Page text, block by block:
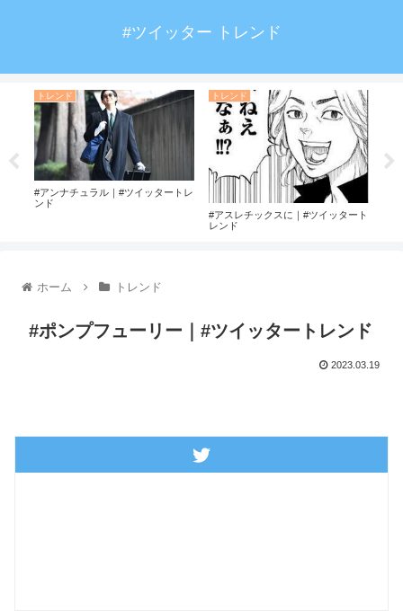
#ツイッター トレンド
トレンド
#アンナチュラル｜#ツイッタートレ
ンド
トレンド
#アスレチックスに｜#ツイッタート
レンド
ホーム トレンド
#ポンプフューリー｜#ツイッタートレンド
2023.03.19